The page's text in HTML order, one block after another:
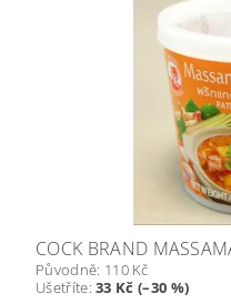
COCK BRAND
Původně: 110 Kč
Ušetříte:33 Kč (–30 %)